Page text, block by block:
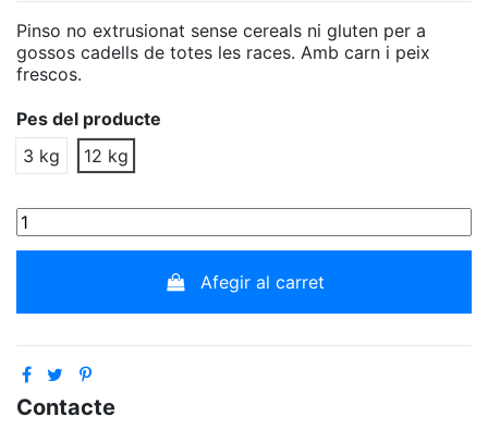
Pinso no extrusionat sense cereals ni gluten per a
gossos cadells de totes les races. Amb carn i peix
frescos.
Pes del producte
3 kg
12 kg
Afegir al carret
Contacte